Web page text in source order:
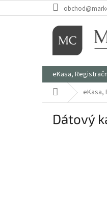
na
eKasa,
Domov eKasa,
Dátový